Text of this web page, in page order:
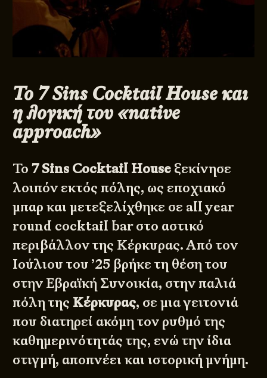
Το 7 Sins Cocktail House και
η λογική του «native
approach»
Το7 Sins Cocktail House ξεκίνησε
λοιπόν εκτός πόλης, ως εποχιακό
μπαρ και μετεξελίχθηκε σε all year
round cocktail bar στο αστικό
περιβάλλον της Κέρκυρας. Από τον
Ιούλιου του ’25 βρήκε τη θέση του
στην Εβραϊκή Συνοικία, στην παλιά
πόλη της Κέρκυρας, σε μια γειτονιά
που διατηρεί ακόμη τον ρυθμό της
καθημερινότητάς της, ενώ την ίδια
στιγμή, αποπνέει και ιστορική μνήμη.